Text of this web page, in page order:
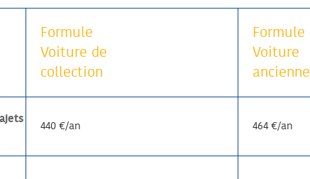
Formule
Voiture de
collection
Formule
Voiture
ancienne
440 €/an 464 €/an